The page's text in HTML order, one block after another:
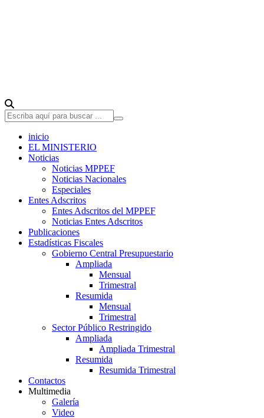
inicio
EL MINISTERIO
Noticias
Noticias MPPEF
Noticias Nacionales
Especiales
Entes Adscritos
Entes Adscritos del MPPEF
Noticias Entes Adscritos
Publicaciones
Estadísticas Fiscales
Gobierno Central Presupuestario
Ampliada
Mensual
Trimestral
Resumida
Mensual
Trimestral
Sector Público Restringido
Ampliada
Ampliada Trimestral
Resumida
Resumida Trimestral
Contactos
Multimedia
Galería
Video